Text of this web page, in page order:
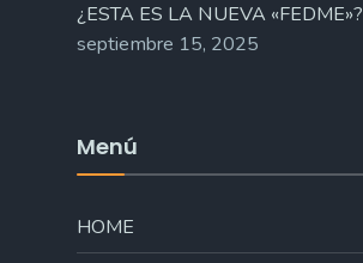
¿ESTA ES LA NUEVA «FEDME»?
septiembre 15, 2025
Menú
HOME